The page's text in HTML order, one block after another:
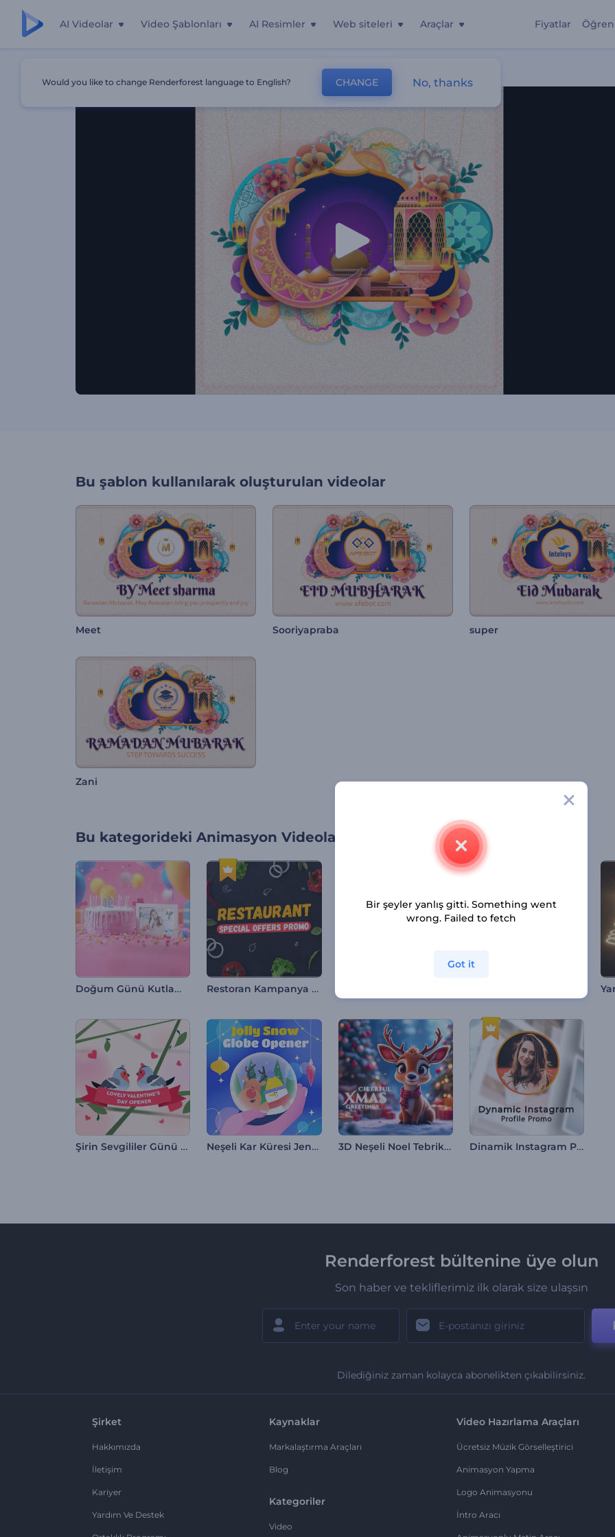
AI Videolar Video Şablonları AI Resimler Web siteleri Araçlar Fiyatlar Öğren
Bu şablon kullanılarak oluşturulan videolar
Meet Sooriyapraba super
Zani
Bu kategorideki Animasyon Videoları
Doğum Günü Kutlaması Giriş Videosu Restoran Kampanya Tanıtımı
Şirin Sevgililer Günü Giriş Videosu Neşeli Kar Küresi Jeneriği 3D Neşeli Noel Tebrikleri Dinamik Instagram Profili Tanıtımı
Renderforest bültenine üye olun
Son haber ve tekliflerimiz ilk olarak size ulaşsın
Dilediğiniz zaman kolayca abonelikten çıkabilirsiniz.
Şirket
Hakkımızda
İletişim
Kariyer
Yardım Ve Destek
Kaynaklar
Markalaştırma Araçları
Blog
Kategoriler
Video
Video Hazırlama Araçları
Ücretsiz Müzik Görselleştirici
Animasyon Yapma
Logo Animasyonu
İntro Aracı
Would you like to change Renderforest language to English? CHANGE No, thanks
Bir şeyler yanlış gitti. Something went
wrong. Failed to fetch
Got it